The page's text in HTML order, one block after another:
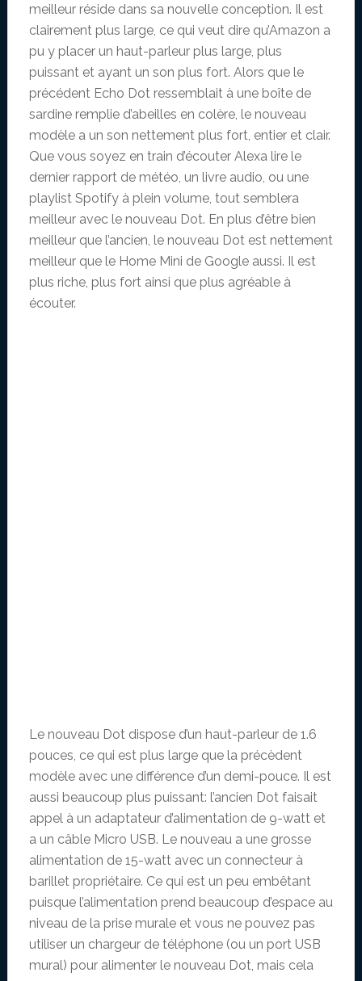
meilleur réside dans sa nouvelle conception. Il est
clairement plus large, ce qui veut dire qu’Amazon a
pu y placer un haut-parleur plus large, plus
puissant et ayant un son plus fort. Alors que le
précédent Echo Dot ressemblait à une boîte de
sardine remplie d’abeilles en colère, le nouveau
modèle a un son nettement plus fort, entier et clair.
Que vous soyez en train d’écouter Alexa lire le
dernier rapport de météo, un livre audio, ou une
playlist Spotify à plein volume, tout semblera
meilleur avec le nouveau Dot. En plus d’être bien
meilleur que l’ancien, le nouveau Dot est nettement
meilleur que le Home Mini de Google aussi. Il est
plus riche, plus fort ainsi que plus agréable à
écouter.
Le nouveau Dot dispose d’un haut-parleur de 1.6
pouces, ce qui est plus large que la précèdent
modèle avec une différence d’un demi-pouce. Il est
aussi beaucoup plus puissant: l’ancien Dot faisait
appel à un adaptateur d’alimentation de 9-watt et
a un câble Micro USB. Le nouveau a une grosse
alimentation de 15-watt avec un connecteur à
barillet propriétaire. Ce qui est un peu embêtant
puisque l’alimentation prend beaucoup d’espace au
niveau de la prise murale et vous ne pouvez pas
utiliser un chargeur de téléphone (ou un port USB
mural) pour alimenter le nouveau Dot, mais cela